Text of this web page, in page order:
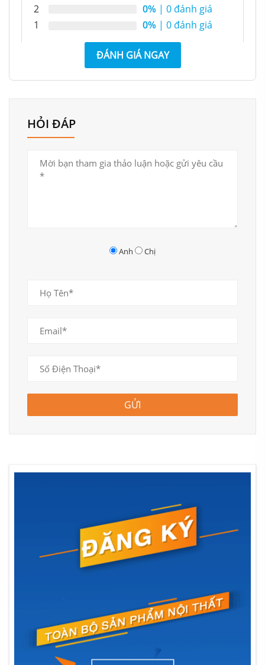
Thiết kế nội thất phòng bếp hiện đại với chất liệu ốp trơn bóng
2
0% | 0 đánh giá
1
0% | 0 đánh giá
ĐÁNH GIÁ NGAY
HỎI ĐÁP
Anh Chị
GỬI